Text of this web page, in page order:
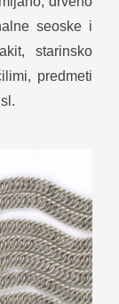
seoske i
starinsko
predmeti